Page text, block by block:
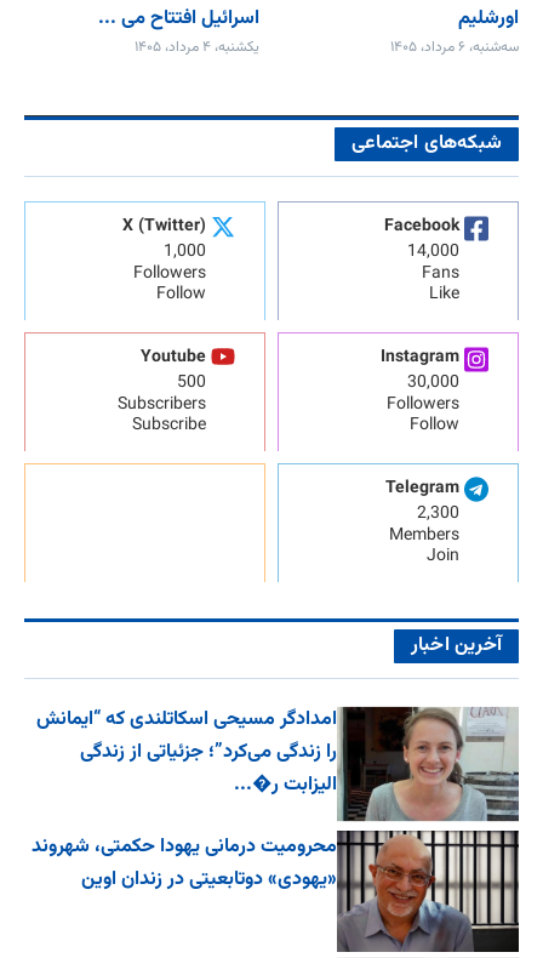
اورشلیم
سه‌شنبه، ۶ مرداد، ۱۴۰۵
اسرائیل افتتاح می‌ ...
یکشنبه، ۴ مرداد، ۱۴۰۵
شبکه‌های اجتماعی
Facebook
14,000
Fans
Like
X (Twitter)
1,000
Followers
Follow
Instagram
30,000
Followers
Follow
Youtube
500
Subscribers
Subscribe
Telegram
2,300
Members
Join
آخرین اخبار
امدادگر مسیحی اسکاتلندی که “ایمانش
را زندگی می‌کرد”؛ جزئیاتی از زندگی
الیزابت ر�...
محرومیت درمانی یهودا حکمتی، شهروند
«یهودی» دوتابعیتی در زندان اوین